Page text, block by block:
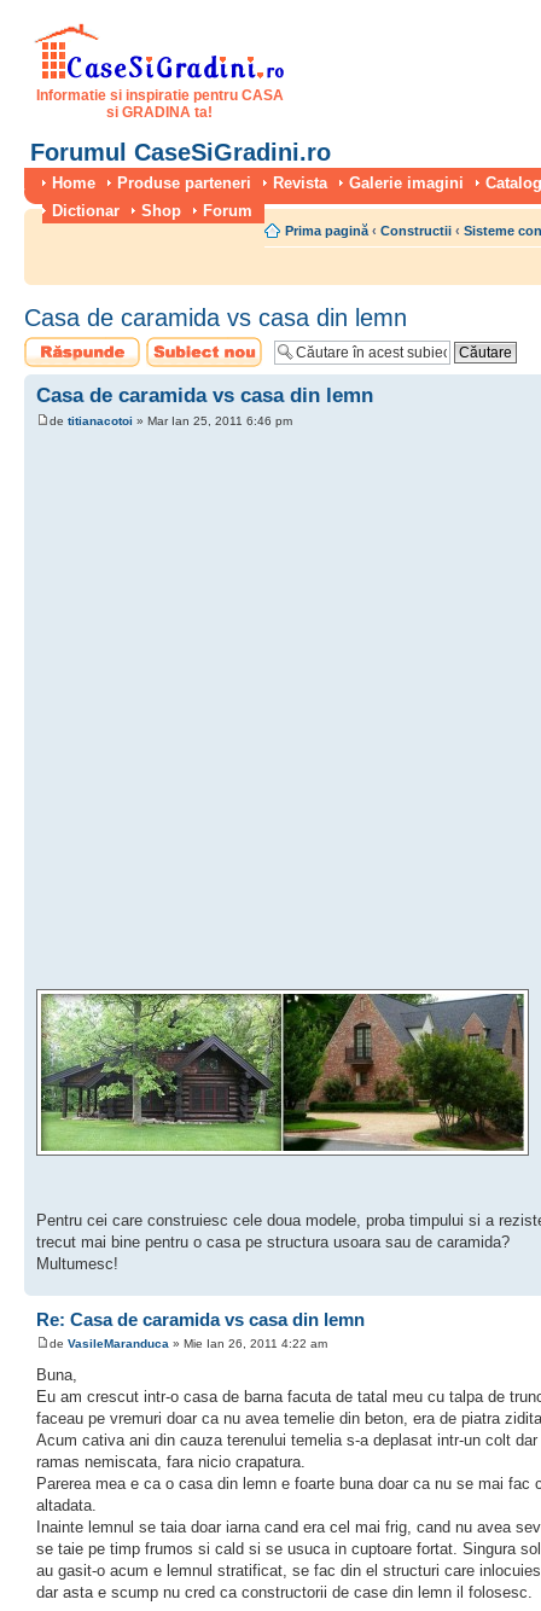
Informatie si inspiratie pentru CASA
si GRADINA ta!
Forumul CaseSiGradini.ro
Home Produse parteneri Revista Galerie imagini
Dictionar
Shop Forum
Prima pagină ‹ Constructii ‹ Sisteme
Casa de caramida vs casa din lemn
Scrie un răspuns
Scrie un subiect
nou
Casa de caramida vs casa din lemn
de titianacotoi » Mar Ian 25, 2011 6:46 pm
Pentru cei care construiesc cele doua modele, proba timpului si a
trecut mai bine pentru o casa pe structura usoara sau de caramida?
Multumesc!
Re: Casa de caramida vs casa din lemn
de VasileMaranduca » Mie Ian 26, 2011 4:22 am
Buna,
Eu am crescut intr-o casa de barna facuta de tatal meu cu talpa de
faceau pe vremuri doar ca nu avea temelie din beton, era de piatra
Acum cativa ani din cauza terenului temelia s-a deplasat intr-un colt
ramas nemiscata, fara nicio crapatura.
Parerea mea e ca o casa din lemn e foarte buna doar ca nu se mai fac
altadata.
Inainte lemnul se taia doar iarna cand era cel mai frig, cand nu avea
se taie pe timp frumos si cald si se usuca in cuptoare fortat. Singura
au gasit-o acum e lemnul stratificat, se fac din el structuri care
dar asta e scump nu cred ca constructorii de case din lemn il folosesc.